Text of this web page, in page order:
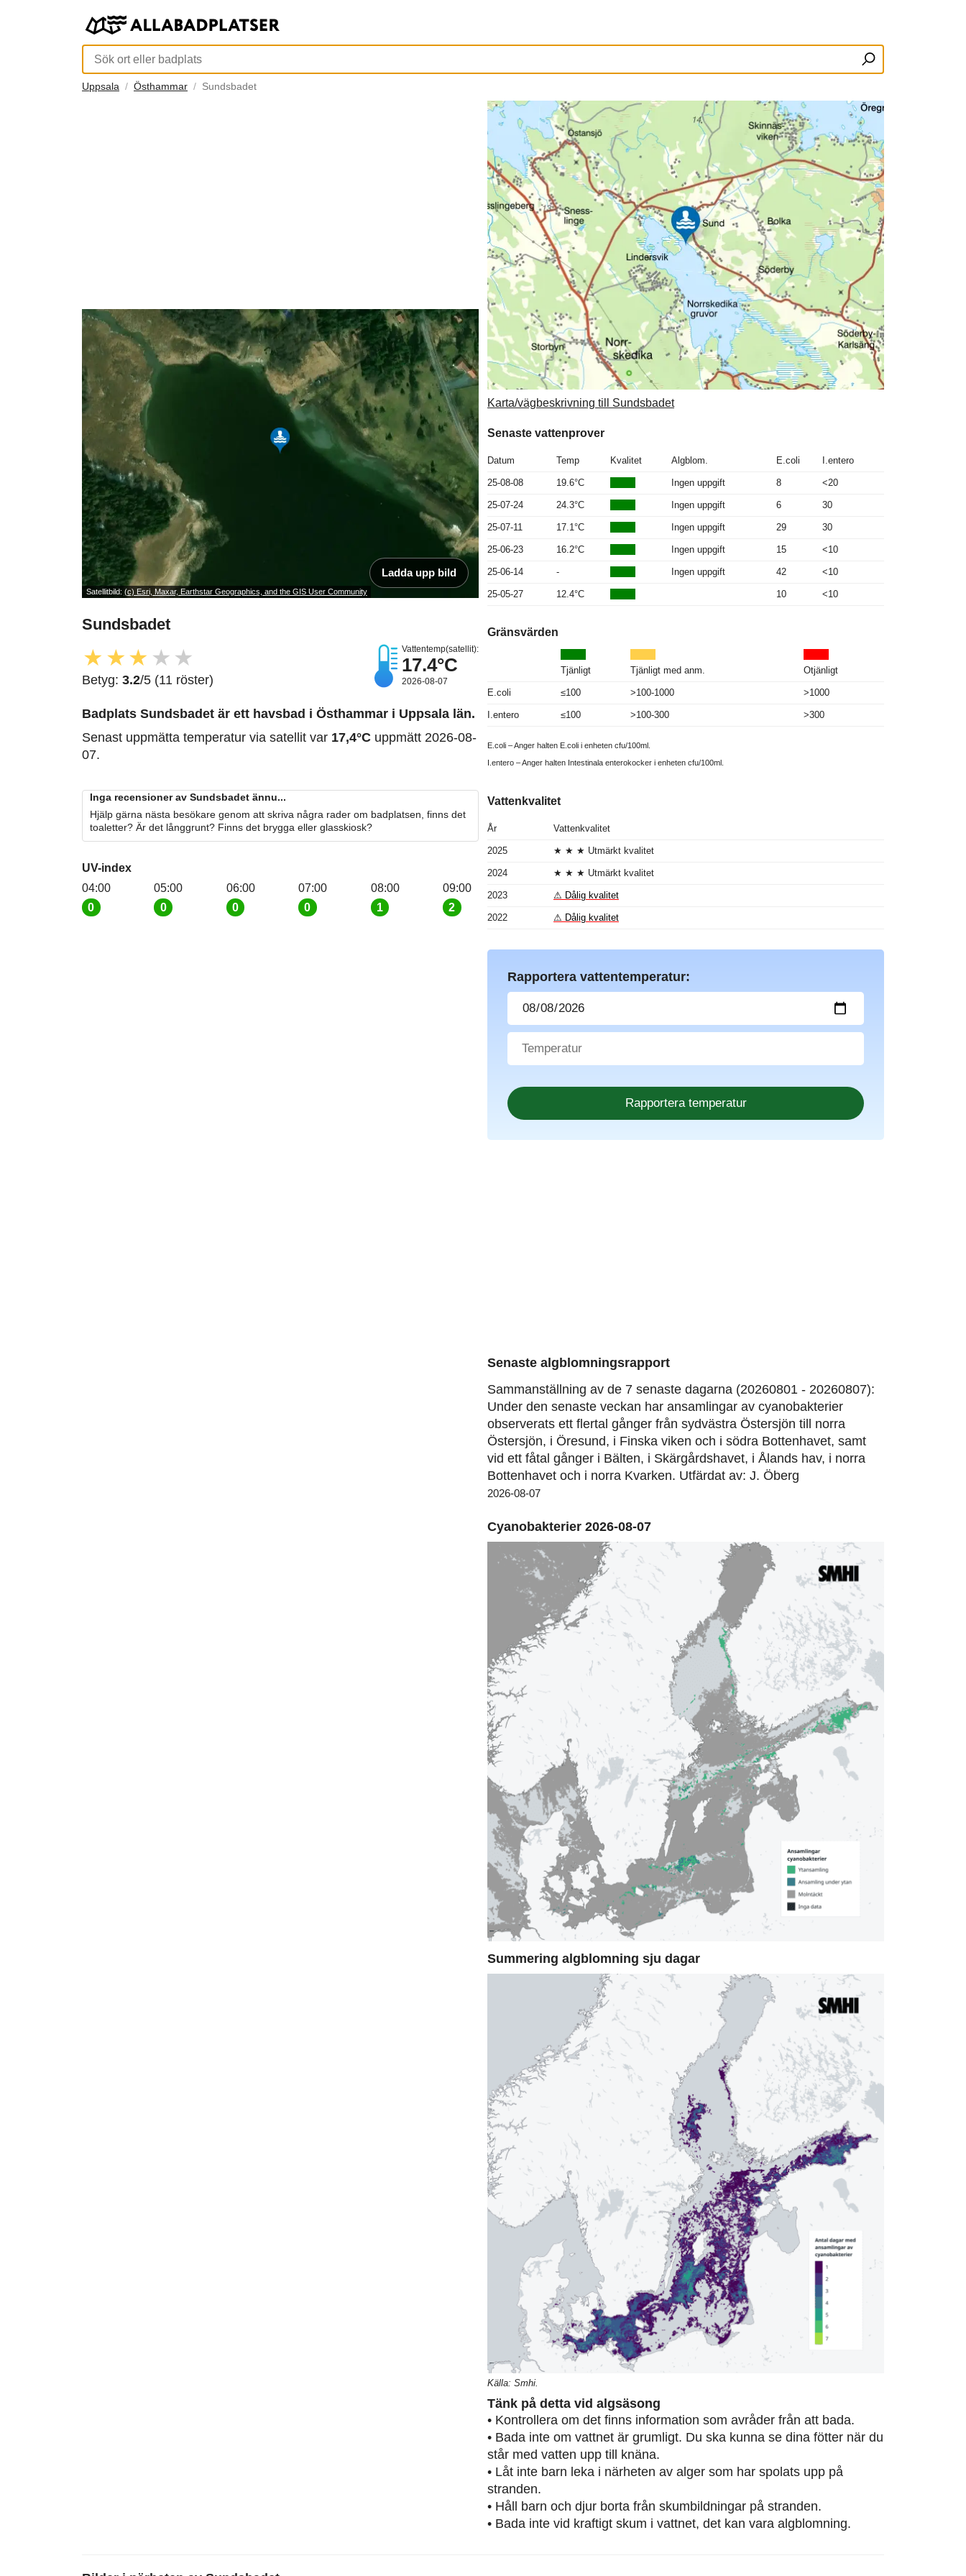
Uppsala Östhammar Sundsbadet
Satellitbild: (c) Esri, Maxar, Earthstar Geographics, and the GIS User Community
Ladda upp bild
Sundsbadet
★ ★★ ★ ★
Betyg: 3.2/5 (11 röster)
Vattentemp(satellit):
17.4°C
2026-08-07
Badplats Sundsbadet är ett havsbad i Östhammar i Uppsala län.
Senast uppmätta temperatur via satellit var 17,4°C uppmätt 2026-08-
07.
Inga recensioner av Sundsbadet ännu...
Hjälp gärna nästa besökare genom att skriva några rader om badplatsen, finns det
toaletter? Är det långgrunt? Finns det brygga eller glasskiosk?
UV-index
04:00
0
05:00
0
06:00
0
07:00
0
08:00
1
09:00
2
Karta/vägbeskrivning till Sundsbadet
Senaste vattenprover
Datum Temp Kvalitet Algblom. E.coli I.entero
25-08-08 19.6°C Ingen uppgift 8 <20
25-07-24 24.3°C Ingen uppgift 6 30
25-07-11 17.1°C Ingen uppgift 29 30
25-06-23 16.2°C Ingen uppgift 15 <10
25-06-14 - Ingen uppgift 42 <10
25-05-27 12.4°C 10 <10
Gränsvärden
Tjänligt Tjänligt med anm. Otjänligt
E.coli ≤100 >100-1000 >1000
I.entero ≤100 >100-300 >300
E.coli – Anger halten E.coli i enheten cfu/100ml.
I.entero – Anger halten Intestinala enterokocker i enheten cfu/100ml.
Vattenkvalitet
År Vattenkvalitet
2025 ★ ★ ★ Utmärkt kvalitet
2024 ★ ★ ★ Utmärkt kvalitet
2023 ⚠ Dålig kvalitet
2022 ⚠ Dålig kvalitet
Rapportera vattentemperatur:
Senaste algblomningsrapport
Sammanställning av de 7 senaste dagarna (20260801 - 20260807):
Under den senaste veckan har ansamlingar av cyanobakterier
observerats ett flertal gånger från sydvästra Östersjön till norra
Östersjön, i Öresund, i Finska viken och i södra Bottenhavet, samt
vid ett fåtal gånger i Bälten, i Skärgårdshavet, i Ålands hav, i norra
Bottenhavet och i norra Kvarken. Utfärdat av: J. Öberg
2026-08-07
Cyanobakterier 2026-08-07
Summering algblomning sju dagar
Källa: Smhi.
Tänk på detta vid algsäsong
• Kontrollera om det finns information som avråder från att bada.
• Bada inte om vattnet är grumligt. Du ska kunna se dina fötter när du
står med vatten upp till knäna.
• Låt inte barn leka i närheten av alger som har spolats upp på
stranden.
• Håll barn och djur borta från skumbildningar på stranden.
• Bada inte vid kraftigt skum i vattnet, det kan vara algblomning.